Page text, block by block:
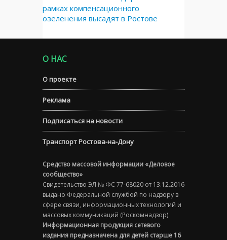
рамках компенсационного
озеленения высадят в Ростове
О НАС
О проекте
Реклама
Подписаться на новости
Транспорт Ростова-на-Дону
Средство массовой информации «Деловое
сообщество»
Свидетельство ЭЛ № ФС 77-68020 от 13.12.2016
выдано Федеральной службой по надзору в
сфере связи, информационных технологий и
массовых коммуникаций (Роскомнадзор)
Информационная продукция сетевого
издания предназначена для детей старше 16